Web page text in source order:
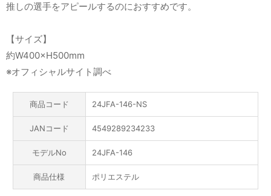
推しの選手をアピールするのにおすすめです。
【サイズ】
約W400×H500mm
※オフィシャルサイト調べ
商品コード 24JFA-146-NS
JANコード 4549289234233
モデルNo 24JFA-146
商品仕様 ポリエステル